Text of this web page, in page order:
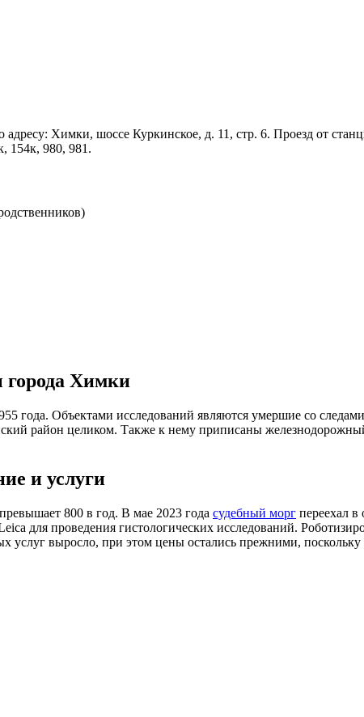
Химки, шоссе Куркинское, д. 11, стр. 6. Проезд от
154к, 980, 981.
города Химки
года. Объектами исследований являются умершие со
район целиком. Также к нему приписаны
и услуги
800 в год. В мае 2023 года судебный морг переехал
для проведения гистологических исследований.
услуг выросло, при этом цены остались прежними,